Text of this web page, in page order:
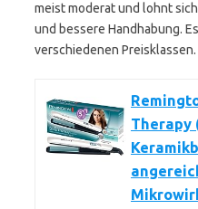
meist moderat und lohnt
und bessere Handhabung.
verschiedenen Preisklassen.
Therapy